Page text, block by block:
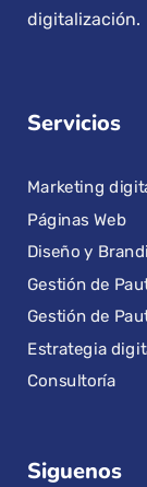
digitalización.
Servicios
Marketing
Páginas Web
Diseño y
Gestión de
Gestión de
Estrategia
Consultoría
Siguenos